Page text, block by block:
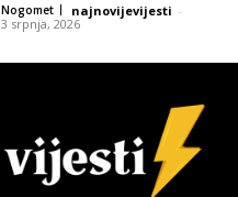
Nogomet najnovijevijesti -
3 srpnja, 2026